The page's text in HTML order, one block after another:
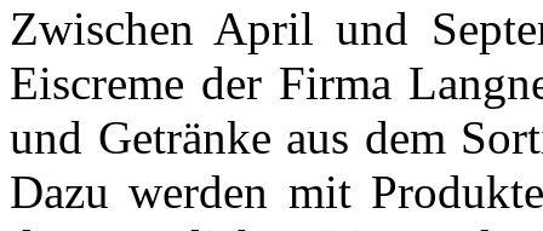
Zwischen April und
Eiscreme der Firma
und Getränke aus dem
Dazu werden mit